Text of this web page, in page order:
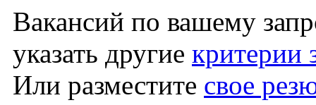
Вакансий по вашему
указать другие критерии
Или разместите свое